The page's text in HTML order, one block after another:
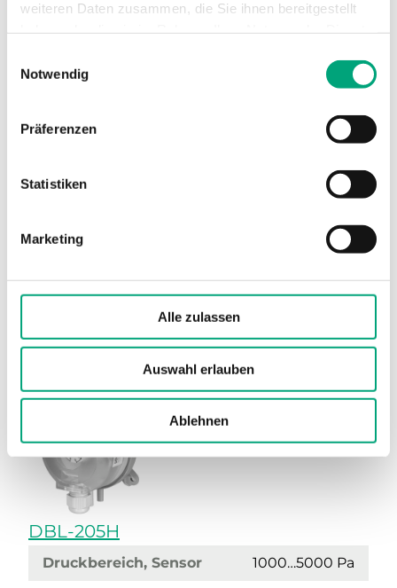
weiteren Daten zusammen, die Sie ihnen bereitgestellt
Notwendig
Präferenzen
Statistiken
Marketing
Alle zulassen
Auswahl erlauben
Ablehnen
DBL-205G
100…1000 Pa
10 kPa
DBL-205H
Druckbereich, Sensor 1000…5000 Pa